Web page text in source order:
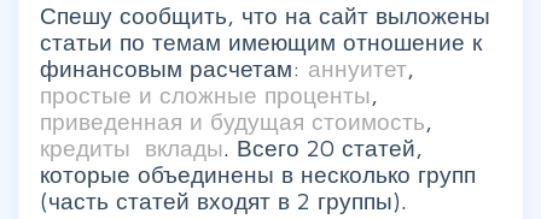
Спешу сообщить, что на сайт выложены
статьи по темам имеющим отношение к
финансовым расчетам: аннуитет,
простые и сложные проценты,
приведенная и будущая стоимость,
кредиты вклады. Всего 20 статей,
которые объединены в несколько групп
(часть статей входят в 2 группы).